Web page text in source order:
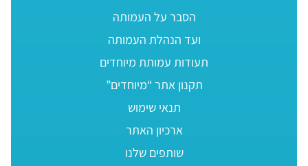
הסבר על העמותה
ועד הנהלת העמותה
תעודות עמותת מיוחדים
תקנון אתר “מיוחדים”
תנאי שימוש
ארכיון האתר
שותפים שלנו